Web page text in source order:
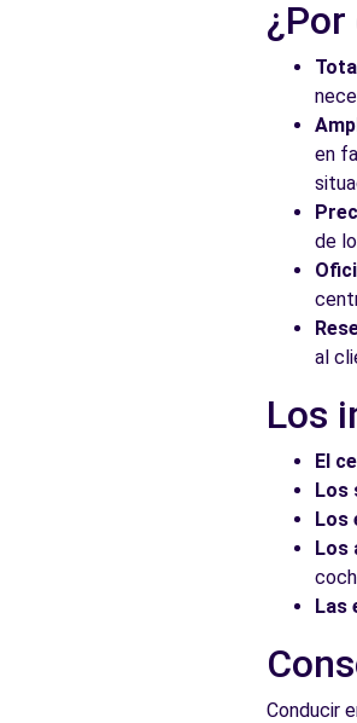
en
de
al
Los
El
Los
Los
Los
Las
Conducir